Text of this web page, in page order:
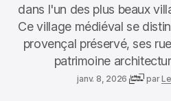
dans l'un des plus beaux
Ce village médiéval se
provençal préservé, ses
patrimoine
janv. 8, 2026 par